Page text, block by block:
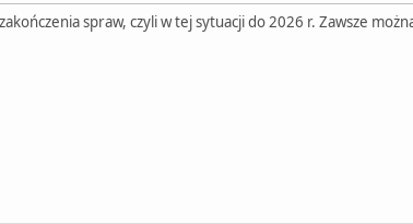
spraw, czyli w tej sytuacji do 2026 r. Zawsze